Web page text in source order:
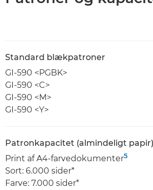
Standard blækpatroner
GI-590 <PGBK>
GI-590 <C>
GI-590 <M>
GI-590 <Y>
Patronkapacitet (almindeligt papir)
Print af A4-farvedokumenter5
Sort: 6.000 sider*
Farve: 7.000 sider*